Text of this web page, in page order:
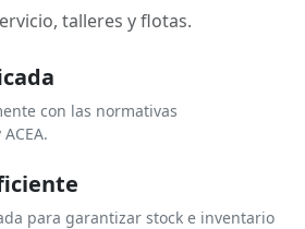
talleres y flotas.
con las normativas
para garantizar stock e inventario